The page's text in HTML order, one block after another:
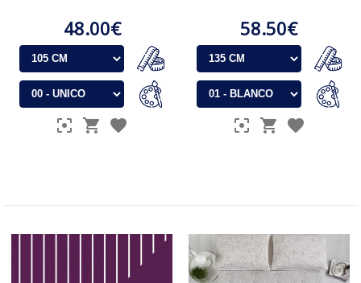
48.00€ 58.50€